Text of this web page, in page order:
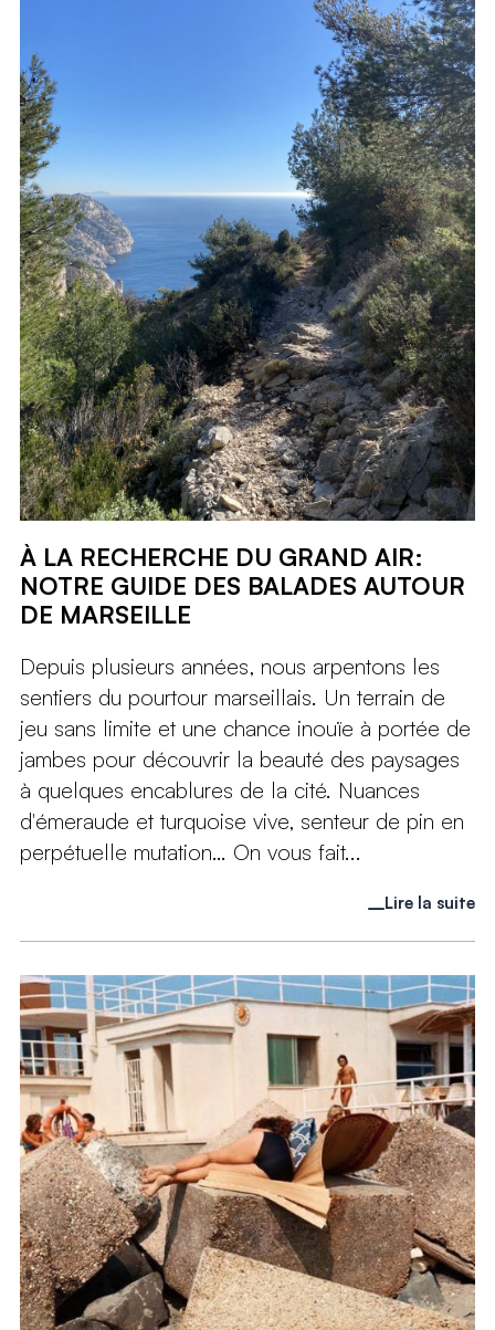
À LA RECHERCHE DU GRAND AIR:
NOTRE GUIDE DES BALADES AUTOUR
DE MARSEILLE
Depuis plusieurs années, nous arpentons les
sentiers du pourtour marseillais. Un terrain de
jeu sans limite et une chance inouïe à portée de
jambes pour découvrir la beauté des paysages
à quelques encablures de la cité. Nuances
d'émeraude et turquoise vive, senteur de pin en
perpétuelle mutation… On vous fait...
Lire la suite